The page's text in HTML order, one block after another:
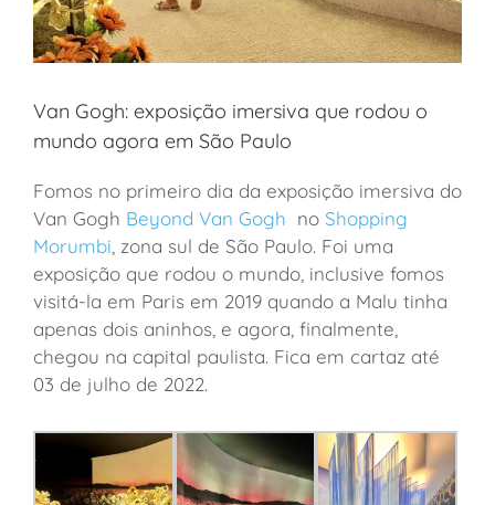
Van Gogh: exposição imersiva que rodou o
mundo agora em São Paulo
Fomos no primeiro dia da exposição imersiva do
Van Gogh Beyond Van Gogh no Shopping
Morumbi, zona sul de São Paulo. Foi uma
exposição que rodou o mundo, inclusive fomos
visitá-la em Paris em 2019 quando a Malu tinha
apenas dois aninhos, e agora, finalmente,
chegou na capital paulista. Fica em cartaz até
03 de julho de 2022.